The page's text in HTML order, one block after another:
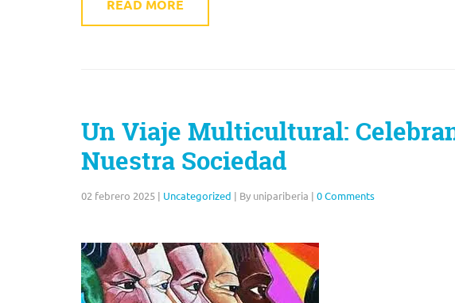
READ MORE
Un Viaje Multicultural:
Nuestra Sociedad
02 febrero 2025 | Uncategorized | By unipariberia | 0 Comments